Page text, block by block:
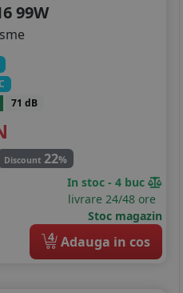
99W
71 dB
Discount 22%
In stoc - 4 buc
livrare 24/48 ore
Stoc magazin
4 Adauga in cos